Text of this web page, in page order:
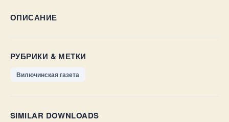
ОПИСАНИЕ
РУБРИКИ & МЕТКИ
Вилючинская газета
SIMILAR DOWNLOADS